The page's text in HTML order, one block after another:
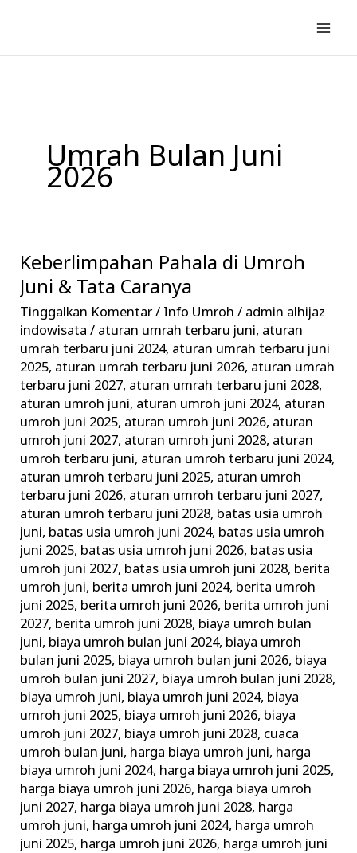
konten
Umrah Bulan Juni
2026
Keberlimpahan Pahala di Umroh
Juni & Tata Caranya
Tinggalkan Komentar/ Info Umroh / admin alhijaz
indowisata/ aturan umrah terbaru juni, aturan
umrah terbaru juni 2024, aturan umrah terbaru juni
2025, aturan umrah terbaru juni 2026, aturan umrah
terbaru juni 2027, aturan umrah terbaru juni 2028,
aturan umroh juni, aturan umroh juni 2024, aturan
umroh juni 2025, aturan umroh juni 2026, aturan
umroh juni 2027, aturan umroh juni 2028, aturan
umroh terbaru juni, aturan umroh terbaru juni 2024,
aturan umroh terbaru juni 2025, aturan umroh
terbaru juni 2026, aturan umroh terbaru juni 2027,
aturan umroh terbaru juni 2028, batas usia umroh
juni, batas usia umroh juni 2024, batas usia umroh
juni 2025, batas usia umroh juni 2026, batas usia
umroh juni 2027, batas usia umroh juni 2028, berita
umroh juni, berita umroh juni 2024, berita umroh
juni 2025, berita umroh juni 2026, berita umroh juni
2027, berita umroh juni 2028, biaya umroh bulan
juni, biaya umroh bulan juni 2024, biaya umroh
bulan juni 2025, biaya umroh bulan juni 2026, biaya
umroh bulan juni 2027, biaya umroh bulan juni 2028,
biaya umroh juni, biaya umroh juni 2024, biaya
umroh juni 2025, biaya umroh juni 2026, biaya
umroh juni 2027, biaya umroh juni 2028, cuaca
umroh bulan juni, harga biaya umroh juni, harga
biaya umroh juni 2024, harga biaya umroh juni 2025,
harga biaya umroh juni 2026, harga biaya umroh
juni 2027, harga biaya umroh juni 2028, harga
umroh juni, harga umroh juni 2024, harga umroh
juni 2025, harga umroh juni 2026, harga umroh juni
Keberlimpahan
Pahala
di
Umroh
Juni
&
Tata
Caranya